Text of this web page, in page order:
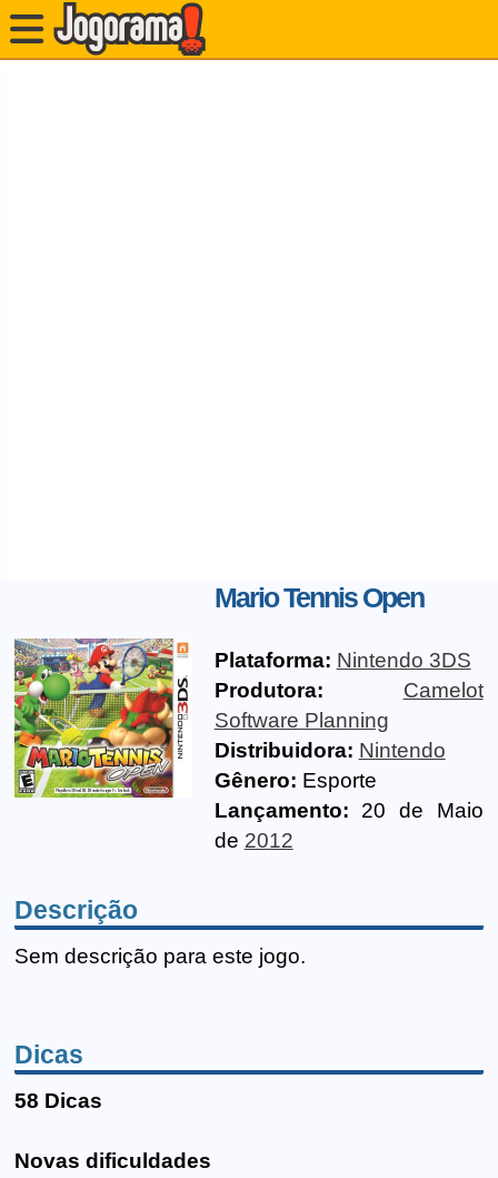
Mario Tennis Open
Plataforma: Nintendo 3DS
Produtora:
Camelot
Software Planning
Distribuidora: Nintendo
Gênero: Esporte
Lançamento: 20 de Maio
de 2012
Descrição
Sem descrição para este jogo.
Dicas
58 Dicas
Novas dificuldades